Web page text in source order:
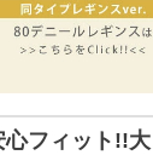
フィット!!